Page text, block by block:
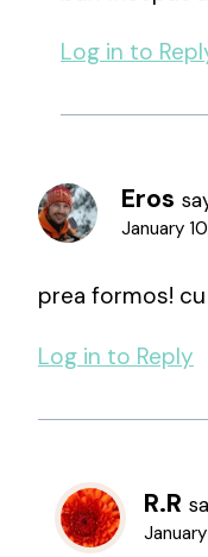
Log in to
Eros
January
prea formos!
Log in to Reply
R.R